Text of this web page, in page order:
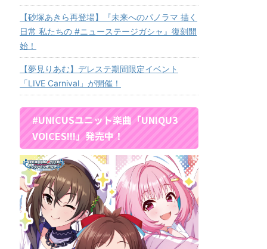
【砂塚あきら再登場】『未来へのパノラマ 描く
日常 私たちの #ニューステージガシャ』復刻開
始！
【夢見りあむ】デレステ期間限定イベント
「LIVE Carnival」が開催！
#UNICUSユニット楽曲「UNIQU3
VOICES!!!」発売中！